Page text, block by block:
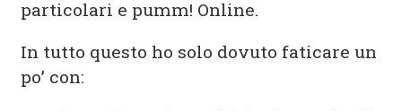
particolari e pumm! Online.
In tutto questo ho solo dovuto faticare un
po’ con: